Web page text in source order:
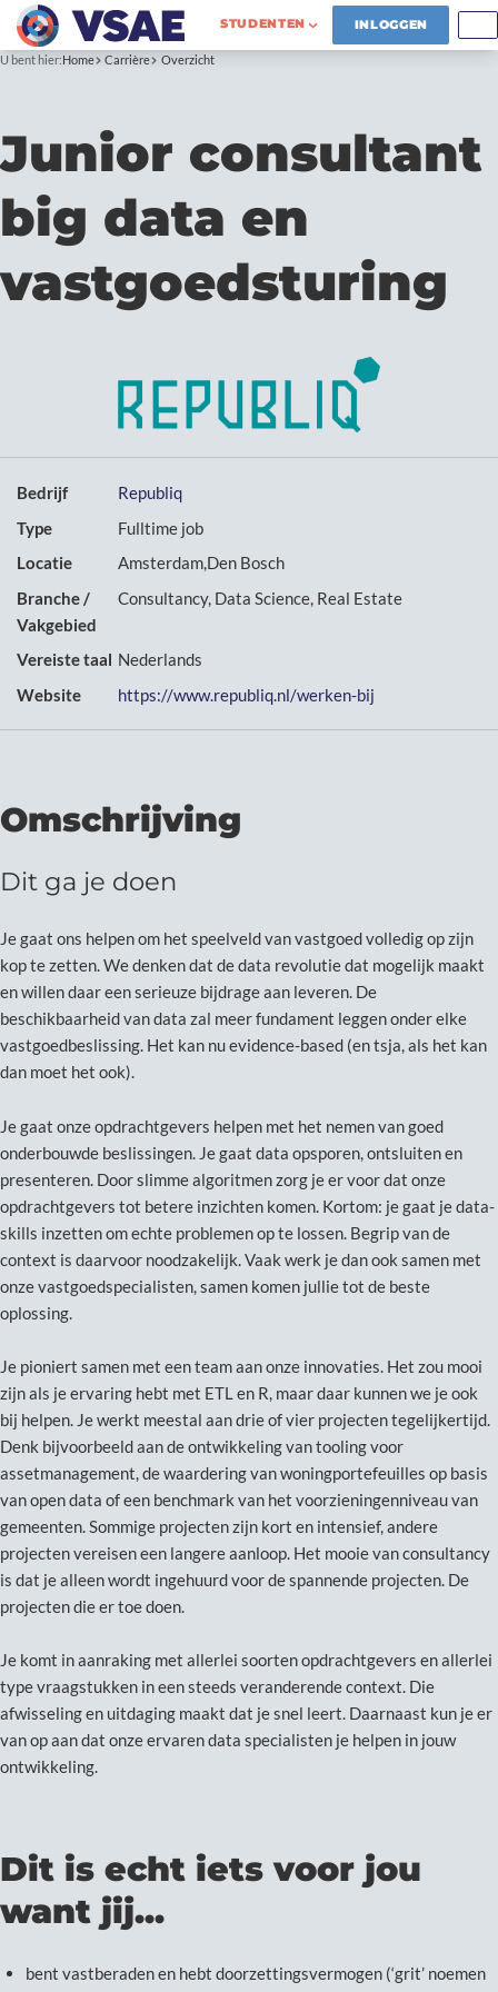
STUDENTEN INLOGGEN
U bent hier:Home Carrière Overzicht
Junior consultant
big data en
vastgoedsturing
Bedrijf
Republiq
Type
Fulltime job
Locatie
Amsterdam,Den Bosch
Branche /
Vakgebied
Consultancy, Data Science, Real Estate
Vereiste taal Nederlands
Website
https://www.republiq.nl/werken-bij
Omschrijving
Dit ga je doen
Je gaat ons helpen om het speelveld van vastgoed volledig op zijn
kop te zetten. We denken dat de data revolutie dat mogelijk maakt
en willen daar een serieuze bijdrage aan leveren. De
beschikbaarheid van data zal meer fundament leggen onder elke
vastgoedbeslissing. Het kan nu evidence-based (en tsja, als het kan
dan moet het ook).
Je gaat onze opdrachtgevers helpen met het nemen van goed
onderbouwde beslissingen. Je gaat data opsporen, ontsluiten en
presenteren. Door slimme algoritmen zorg je er voor dat onze
opdrachtgevers tot betere inzichten komen. Kortom: je gaat je data-
skills inzetten om echte problemen op te lossen. Begrip van de
context is daarvoor noodzakelijk. Vaak werk je dan ook samen met
onze vastgoedspecialisten, samen komen jullie tot de beste
oplossing.
Je pioniert samen met een team aan onze innovaties. Het zou mooi
zijn als je ervaring hebt met ETL en R, maar daar kunnen we je ook
bij helpen. Je werkt meestal aan drie of vier projecten tegelijkertijd.
Denk bijvoorbeeld aan de ontwikkeling van tooling voor
assetmanagement, de waardering van woningportefeuilles op basis
van open data of een benchmark van het voorzieningenniveau van
gemeenten. Sommige projecten zijn kort en intensief, andere
projecten vereisen een langere aanloop. Het mooie van consultancy
is dat je alleen wordt ingehuurd voor de spannende projecten. De
projecten die er toe doen.
Je komt in aanraking met allerlei soorten opdrachtgevers en allerlei
type vraagstukken in een steeds veranderende context. Die
afwisseling en uitdaging maakt dat je snel leert. Daarnaast kun je er
van op aan dat onze ervaren data specialisten je helpen in jouw
ontwikkeling.
Dit is echt iets voor jou
want jij...
bent vastberaden en hebt doorzettingsvermogen (‘grit’ noemen